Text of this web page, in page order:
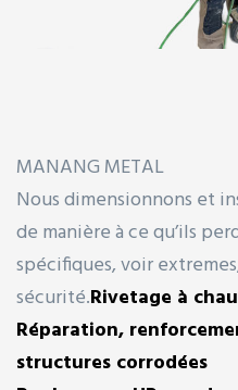
MANANG METAL
Nous dimensionnons et
de manière à ce qu’ils
spécifiques, voir
sécurité.Rivetage à
Réparation,
structures corrodées